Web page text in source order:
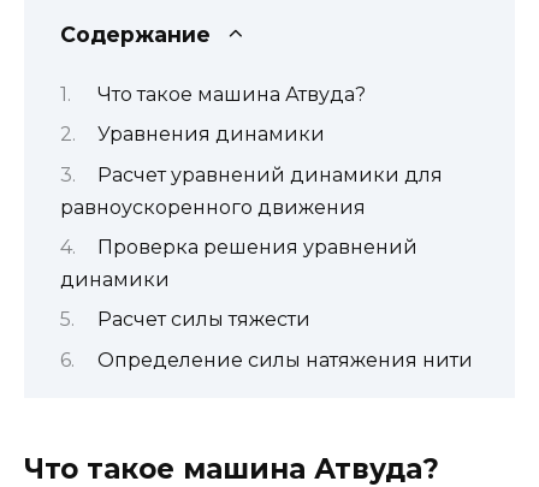
Содержание
Что такое машина Атвуда?
Уравнения динамики
Расчет уравнений динамики для
равноускоренного движения
Проверка решения уравнений
динамики
Расчет силы тяжести
Определение силы натяжения нити
Что такое машина Атвуда?